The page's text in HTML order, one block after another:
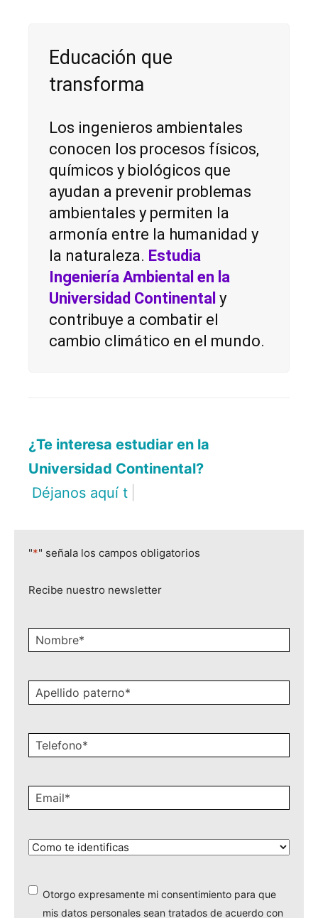
Educación que
transforma
Los ingenieros ambientales
conocen los procesos físicos,
químicos y biológicos que
ayudan a prevenir problemas
ambientales y permiten la
armonía entre la humanidad y
la naturaleza. Estudia
Ingeniería Ambiental en la
Universidad Continental y
contribuye a combatir el
cambio climático en el mundo.
¿Te interesa estudiar en la
Universidad Continental?
Déjanos aquí tus datos.
"*" señala los campos obligatorios
Recibe nuestro newsletter
Nombre*
Apellido
paterno*
Celular*
Email*
¿Cómo
identificas?
*
Otorgo expresamente mi consentimiento para que
mis datos personales sean tratados de acuerdo con